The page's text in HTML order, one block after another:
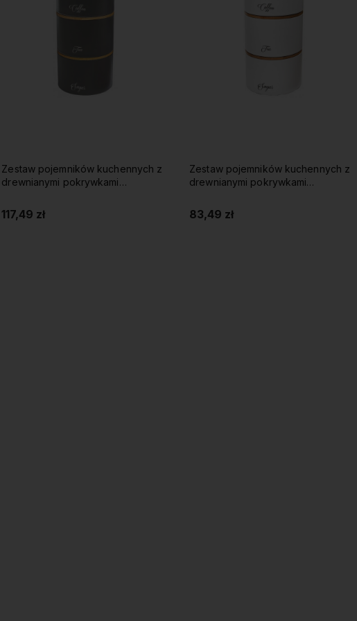
Zestaw pojemników kuchennych z
drewnianymi pokrywkami
117,49 zł
Zestaw pojemników kuchennych z
drewnianymi pokrywkami
83,49 zł